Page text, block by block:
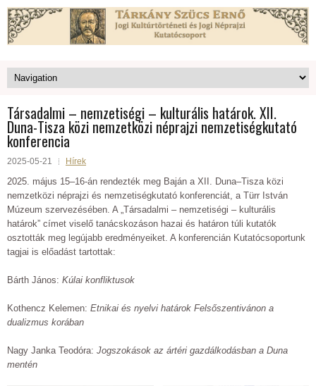
Társadalmi – nemzetiségi – kulturális határok. XII.
Duna-Tisza közi nemzetközi néprajzi nemzetiségkutató
konferencia
2025-05-21 Hírek
2025. május 15–16-án rendezték meg Baján a XII. Duna–Tisza közi
nemzetközi néprajzi és nemzetiségkutató konferenciát, a Türr István
Múzeum szervezésében. A „Társadalmi – nemzetiségi – kulturális
határok” címet viselő tanácskozáson hazai és határon túli kutatók
osztották meg legújabb eredményeiket. A konferencián Kutatócsoportunk
tagjai is előadást tartottak:
Bárth János: Kúlai konfliktusok
Kothencz Kelemen: Etnikai és nyelvi határok Felsőszentivánon a
dualizmus korában
Nagy Janka Teodóra: Jogszokások az ártéri gazdálkodásban a Duna
mentén